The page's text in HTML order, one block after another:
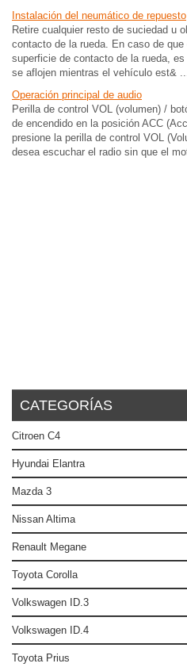
Instalación del neumático de repuesto
Retire cualquier resto de suciedad u
contacto de la rueda. En caso de
superficie de contacto de la rueda,
se aflojen mientras el vehículo est&
Operación principal de audio
Perilla de control VOL (volumen) /
de encendido en la posición ACC
presione la perilla de control VOL
desea escuchar el radio sin que el
CATEGORÍAS
Citroen C4
Hyundai Elantra
Mazda 3
Nissan Altima
Renault Megane
Toyota Corolla
Volkswagen ID.3
Volkswagen ID.4
Toyota Prius